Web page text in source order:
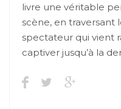
livre une véritable
scène, en traversant
spectateur qui vient
captiver jusqu’à la